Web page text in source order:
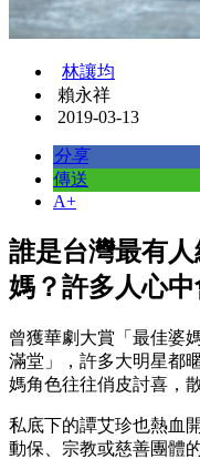
林讓均
賴永祥
2019-03-13
分享
傳送
A+
誰是台灣最有
媽？許多人心中
曾獲華劇大賞「最佳婆
滿堂」，許多大明星都
媽角色往往俏皮討喜，
私底下的譚艾珍也熱血
動保、宗教或慈善團體的